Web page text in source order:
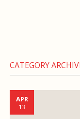
CATEGORY
APR
13